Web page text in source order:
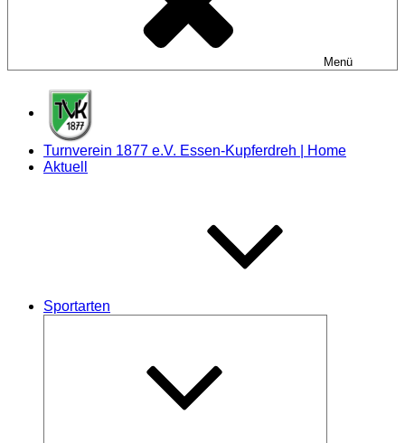
Menü
Turnverein 1877 e.V. Essen-Kupferdreh | Home
Aktuell
Sportarten